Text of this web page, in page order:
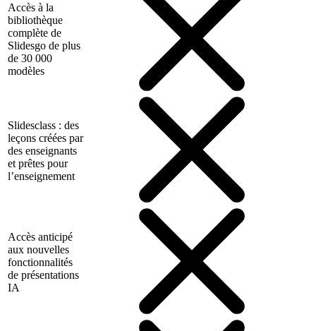
Accès à la
bibliothèque
complète de
Slidesgo de plus
de 30 000
modèles
Slidesclass : des
leçons créées par
des enseignants
et prêtes pour
l’enseignement
Accès anticipé
aux nouvelles
fonctionnalités
de présentations
IA